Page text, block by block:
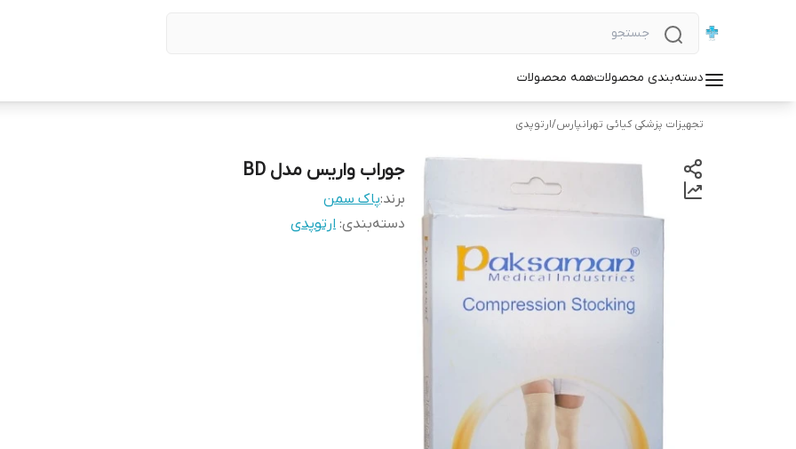
دسته‌بندی محصولاتهمه محصولات
تجهیزات پزشکی کیائی تهرانپارس/ارتوپدی
جوراب واریس مدل BD
برند:پاک سمن
دسته‌بندی: ارتوپدی